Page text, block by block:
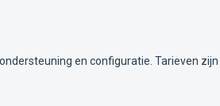
en configuratie. Tarieven